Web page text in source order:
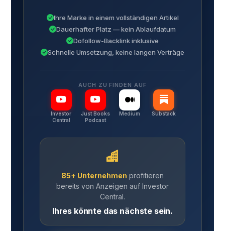
Ihre Marke in einem vollständigen Artikel
Dauerhafter Platz — kein Ablaufdatum
Dofollow-Backlink inklusive
Schnelle Umsetzung, keine langen Verträge
AUCH ZU FINDEN AUF
Investor
Central
Just Books
Podcast
Medium Substack
85+ Unternehmen profitieren
bereits von Anzeigen auf Investor
Central.
Ihres könnte das nächste sein.